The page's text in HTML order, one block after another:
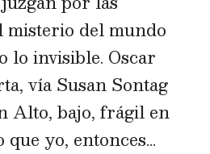
misterio del mundo
lo invisible. Oscar
vía Susan Sontag
Alto, bajo, frágil en
yo, entonces...